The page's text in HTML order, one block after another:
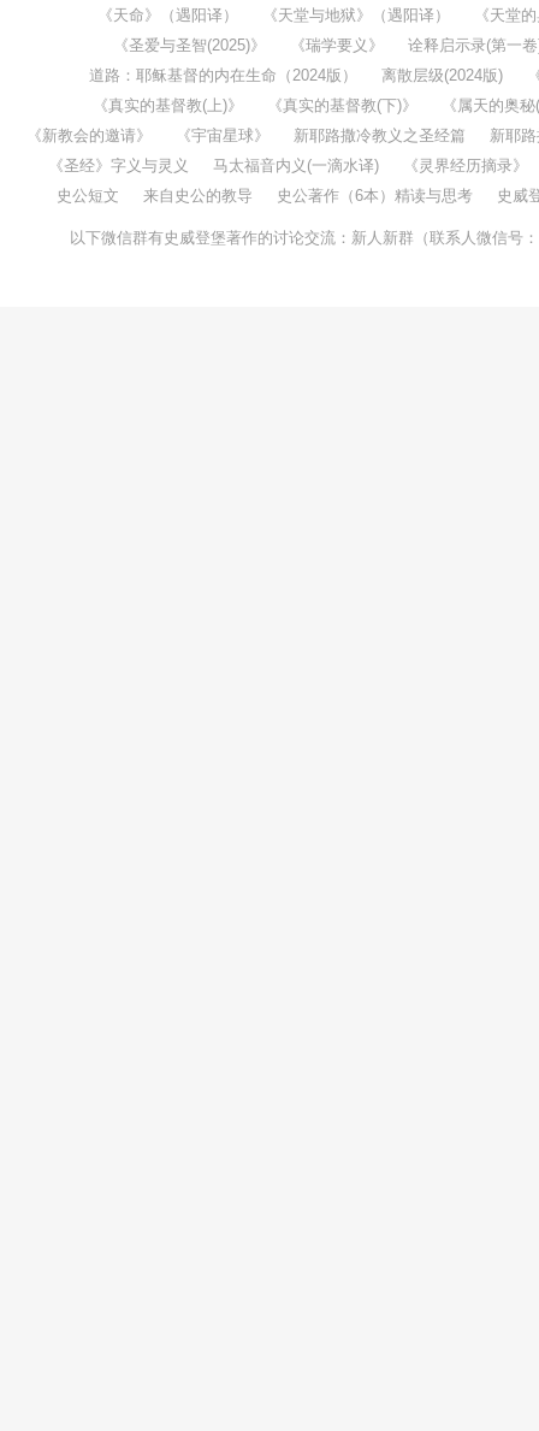
《天命》（遇阳译）
《天堂与地狱》（遇阳译）
《天堂
《圣爱与圣智(2025)》
《瑞学要义》
诠释启示录(第一
道路：耶稣基督的内在生命（2024版）
离散层级(2024版)
《真实的基督教(上)》
《真实的基督教(下)》
《属天的奥
《新教会的邀请》
《宇宙星球》 新耶路撒冷教义之圣经篇
新耶
《圣经》字义与灵义
马太福音内义(一滴水译)
《灵界经历摘录》
史公短文
来自史公的教导 史公著作（6本）精读与思考 史威
以下微信群有史威登堡著作的讨论交流：新人新群（联系人微信号：